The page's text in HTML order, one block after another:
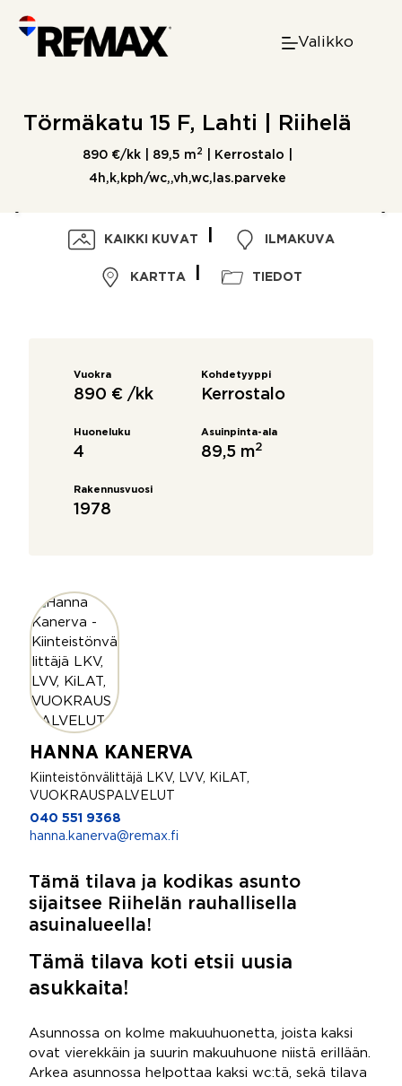
content
Valikko
Törmäkatu 15 F, Lahti | Riihelä
890 €/kk | 89,5 m 2 | Kerrostalo |
4h,k,kph/wc,,vh,wc,las.parveke
KAIKKI KUVAT ILMAKUVA
KARTTA TIEDOT
Vuokra
890 € /kk
Kohdetyyppi
Kerrostalo
Huoneluku
4
Asuinpinta-ala
89,5 m2
Rakennusvuosi
1978
HANNA KANERVA
Kiinteistönvälittäjä LKV, LVV, KiLAT,
VUOKRAUSPALVELUT
040 551 9368
hanna.kanerva@remax.fi
Tämä tilava ja kodikas asunto
sijaitsee Riihelän rauhallisella
asuinalueella!
Tämä tilava koti etsii uusia
asukkaita!
Asunnossa on kolme makuuhuonetta, joista kaksi
ovat vierekkäin ja suurin makuuhuone niistä erillään.
Arkea asunnossa helpottaa kaksi wc:tä, sekä tilava